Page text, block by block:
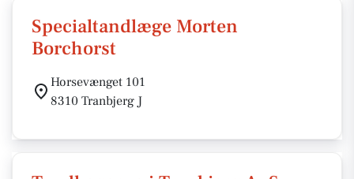
Specialtandlæge Morten
Borchorst
Horsevænget 101
8310 Tranbjerg J